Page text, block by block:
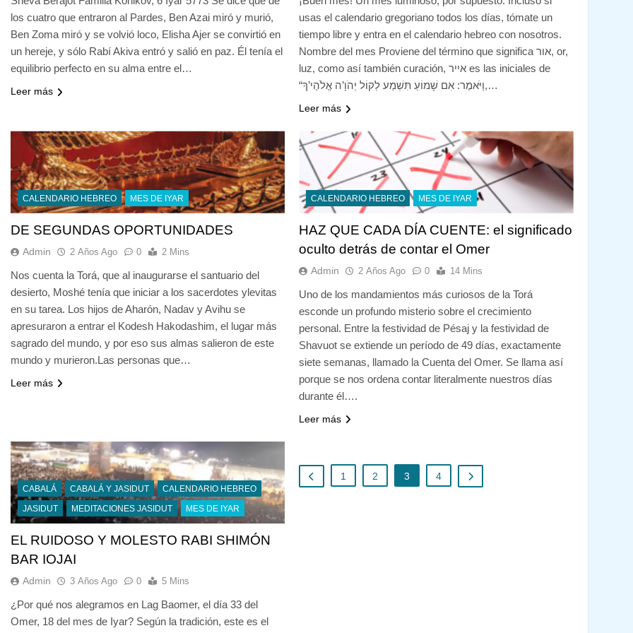
los cuatro que entraron al Pardes, Ben Azai miró y murió,
Ben Zoma miró y se volvió loco, Elisha Ajer se convirtió en
un hereje, y sólo Rabí Akiva entró y salió en paz. Él tenía el
equilibrio perfecto en su alma entre el…
Leer más
usas el calendario gregoriano todos los días, tómate un
tiempo libre y entra en el calendario hebreo con nosotros.
Nombre del mes Proviene del término que significa אור, or,
luz, como así también curación, אייר es las iniciales de
“וַיֹּאמֶר: אִם שָׁמוֹעַ תִּשְׁמַע לְקוֹל יְהֹוָ’ה אֱלֹהֶי’ךָ,…
Leer más
CALENDARIO HEBREO MES DE IYAR
DE SEGUNDAS OPORTUNIDADES
Admin 2 Años Ago 0 2 Mins
Nos cuenta la Torá, que al inaugurarse el santuario del
desierto, Moshé tenía que iniciar a los sacerdotes ylevitas
en su tarea. Los hijos de Aharón, Nadav y Avihu se
apresuraron a entrar el Kodesh Hakodashim, el lugar más
sagrado del mundo, y por eso sus almas salieron de este
mundo y murieron.Las personas que…
Leer más
CALENDARIO HEBREO MES DE IYAR
HAZ QUE CADA DÍA CUENTE: el significado
oculto detrás de contar el Omer
Admin 2 Años Ago 0 14 Mins
Uno de los mandamientos más curiosos de la Torá
esconde un profundo misterio sobre el crecimiento
personal. Entre la festividad de Pésaj y la festividad de
Shavuot se extiende un período de 49 días, exactamente
siete semanas, llamado la Cuenta del Omer. Se llama así
porque se nos ordena contar literalmente nuestros días
durante él….
Leer más
CABALÁ CABALÁ Y JASIDUT
CALENDARIO HEBREO
JASIDUT
MEDITACIONES JASIDUT MES DE IYAR
EL RUIDOSO Y MOLESTO RABI SHIMÓN
BAR IOJAI
Admin 3 Años Ago 0 5 Mins
¿Por qué nos alegramos en Lag Baomer, el día 33 del
Omer, 18 del mes de Iyar? Según la tradición, este es el
1 2 3 4